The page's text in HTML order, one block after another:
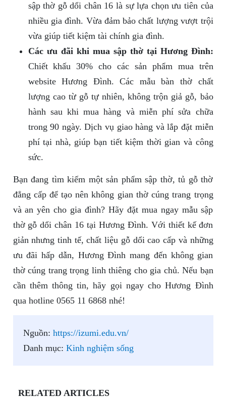
sập thờ gỗ dổi chân 16 là sự lựa chọn ưu tiên của
nhiều gia đình. Vừa đảm bảo chất lượng vượt trội
vừa giúp tiết kiệm tài chính gia đình.
Các ưu đãi khi mua sập thờ tại Hương Đình:
Chiết khấu 30% cho các sản phẩm mua trên
website Hương Đình. Các mẫu bàn thờ chất
lượng cao từ gỗ tự nhiên, không trộn giả gỗ, bảo
hành sau khi mua hàng và miễn phí sửa chữa
trong 90 ngày. Dịch vụ giao hàng và lắp đặt miễn
phí tại nhà, giúp bạn tiết kiệm thời gian và công
sức.
Bạn đang tìm kiếm một sản phẩm sập thờ, tủ gỗ thờ
đẳng cấp để tạo nên không gian thờ cúng trang trọng
và an yên cho gia đình? Hãy đặt mua ngay mẫu sập
thờ gỗ dổi chân 16 tại Hương Đình. Với thiết kế đơn
giản nhưng tinh tế, chất liệu gỗ dổi cao cấp và những
ưu đãi hấp dẫn, Hương Đình mang đến không gian
thờ cúng trang trọng linh thiêng cho gia chủ. Nếu bạn
cần thêm thông tin, hãy gọi ngay cho Hương Đình
qua hotline 0565 11 6868 nhé!
Nguồn: https://izumi.edu.vn/
Danh mục: Kinh nghiệm sống
RELATED ARTICLES